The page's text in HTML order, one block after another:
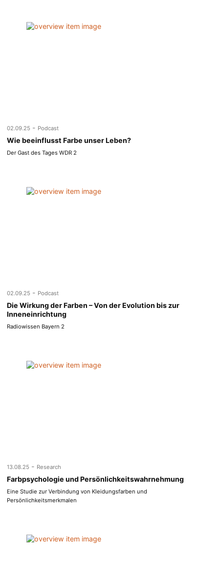
02.09.25 - Podcast
Wie beeinflusst Farbe unser Leben?
Der Gast des Tages WDR 2
02.09.25 - Podcast
Die Wirkung der Farben – Von der Evolution bis zur
Inneneinrichtung
Radiowissen Bayern 2
13.08.25 - Research
Farbpsychologie und Persönlichkeitswahrnehmung
Eine Studie zur Verbindung von Kleidungsfarben und
Persönlichkeitsmerkmalen